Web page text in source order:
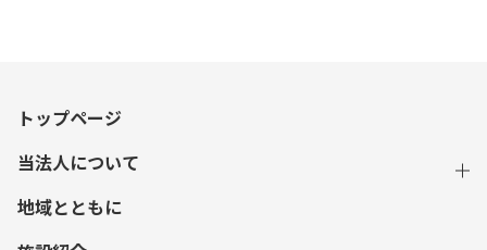
トップページ
当法人について
地域とともに